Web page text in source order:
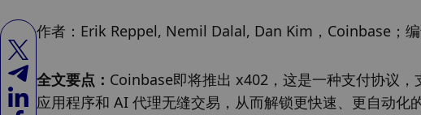
作者：Erik Reppel, Nemil Dalal, Dan Kim，Coinbase；
全文要点： Coinbase即将推出 x402，这是一种支付协议
应用程序和 AI 代理无缝交易，从而解锁更快速、更自动化